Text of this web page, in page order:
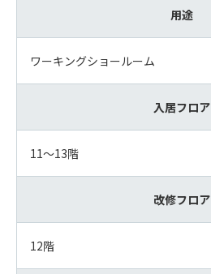
用途
ワーキングショールーム
入居フロア
11～13階
改修フロア
12階